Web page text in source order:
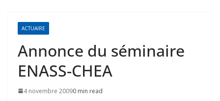
ACTUAIRE
Annonce du séminaire
ENASS-CHEA
4 novembre 20090 min read